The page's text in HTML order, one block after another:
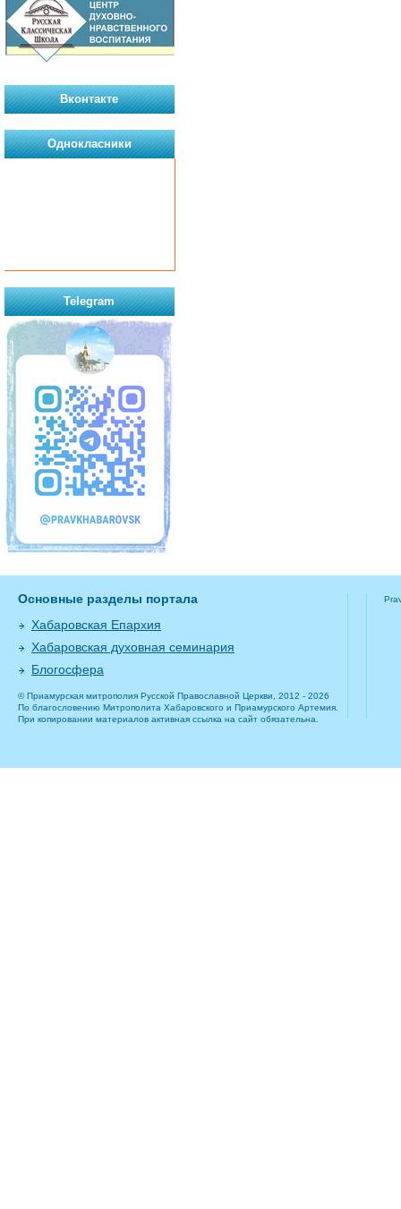
Вконтакте
Однокласники
Telegram
Основные разделы портала
Хабаровская Епархия
Хабаровская духовная семинария
Блогосфера
© Приамурская митрополия Русской Православной Церкви, 2012 - 2026
По благословению Митрополита Хабаровского и Приамурского Артемия.
При копировании материалов активная ссылка на сайт обязательна.